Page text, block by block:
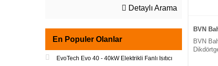
Detaylı Arama
En Populer Olanlar
EvoTech Evo 40 - 40kW Elektrikli Fanlı Isıtıcı
BVN
BVN